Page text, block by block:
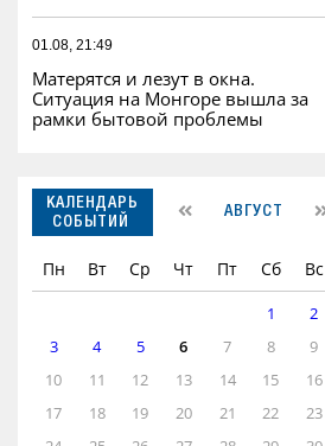
01.08, 21:49
Матерятся и лезут в окна.
Ситуация на Монгоре вышла за
рамки бытовой проблемы
КАЛЕНДАРЬ
СОБЫТИЙ
АВГУСТ
Пн Вт Ср Чт Пт Сб Вс
1
2
3
4 5 6 7 8
9
10
11 12 13 14 15
16
17
18 19 20 21 22
23